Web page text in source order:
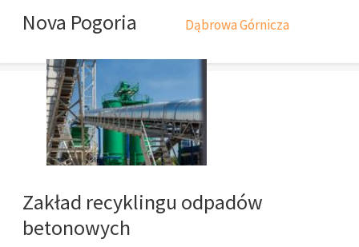
Nova Pogoria Dąbrowa Górnicza
Zakład recyklingu odpadów
betonowych